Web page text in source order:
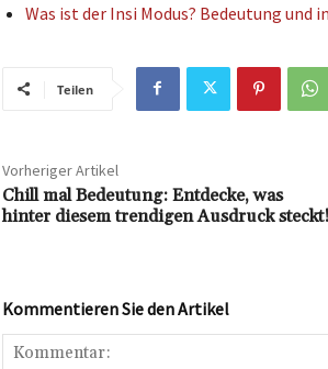
Was ist der Insi Modus? Bedeutung
Teilen
Vorheriger Artikel
Chill mal Bedeutung: Entdecke, was
hinter diesem trendigen Ausdruck steckt!
Kommentieren Sie den Artikel